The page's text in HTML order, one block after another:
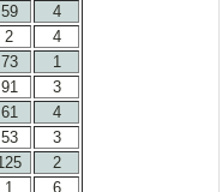
59
4
2
4
73
1
91
3
61
4
53
3
2
1
6